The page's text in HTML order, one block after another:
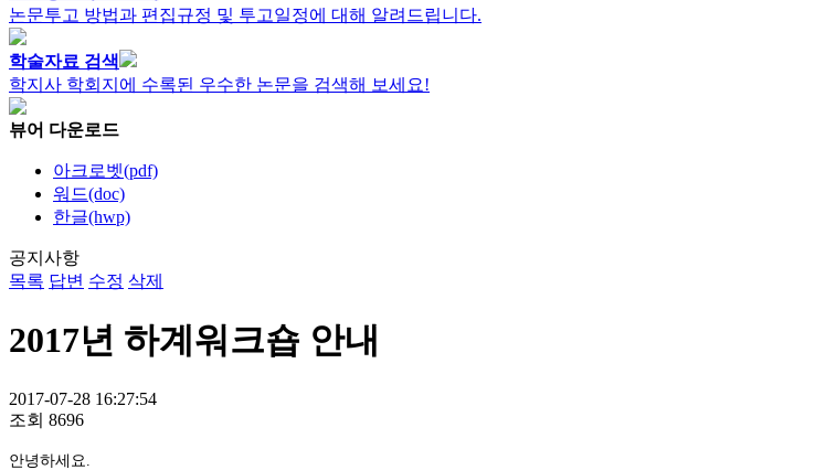
논문투고 방법과 편집규정 및 투고일정에 대해 알려드립니다.
학술자료 검색
학지사 학회지에 수록된 우수한 논문을 검색해 보세요!
뷰어 다운로드
아크로벳(pdf)
워드(doc)
한글(hwp)
공지사항
목록 답변 수정 삭제
2017년 하계워크숍 안내
2017-07-28 16:27:54
조회 8696
안녕하세요.